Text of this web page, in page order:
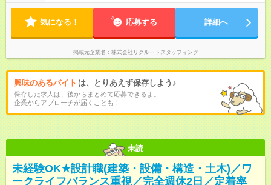
気になる！ 応募する 詳細へ
掲載元企業名 株式会社リクルートスタッフィング
興味のあるバイト は、とりあえず保存しよう♪
保存した求人は、後からまとめて応募できるよ。
企業からアプローチが届くことも！
未読
未経験OK★設計職(建築・設備・構造・土木)／ワ
ークライフバランス重視／完全週休2日／定着率